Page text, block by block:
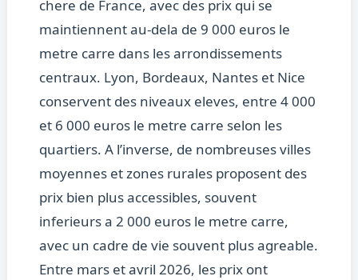
chere de France, avec des prix qui se
maintiennent au-dela de 9 000 euros le
metre carre dans les arrondissements
centraux. Lyon, Bordeaux, Nantes et Nice
conservent des niveaux eleves, entre 4 000
et 6 000 euros le metre carre selon les
quartiers. A l’inverse, de nombreuses villes
moyennes et zones rurales proposent des
prix bien plus accessibles, souvent
inferieurs a 2 000 euros le metre carre,
avec un cadre de vie souvent plus agreable.
Entre mars et avril 2026, les prix ont